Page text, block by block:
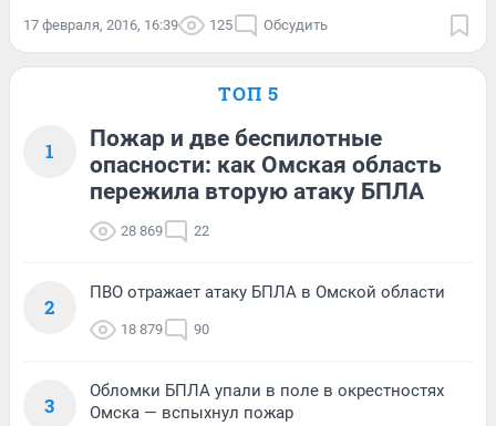
17 февраля, 2016, 16:39 125 Обсудить
ТОП 5
1
Пожар и две беспилотные
опасности: как Омская область
пережила вторую атаку БПЛА
28 869 22
2
ПВО отражает атаку БПЛА в Омской области
18 879 90
3
Обломки БПЛА упали в поле в окрестностях
Омска — вспыхнул пожар